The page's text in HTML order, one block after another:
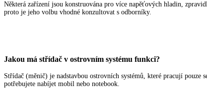
Některá zařízení jsou konstruována pro více napěťových hladin,
proto je jeho volbu vhodné konzultovat s odborníky.
Jakou má střídač v ostrovním systému funkci?
Střídač (měnič) je nadstavbou ostrovních systémů, které pracují pouze
potřebujete nabíjet mobil nebo notebook.